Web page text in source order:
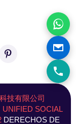
P
i
e
r
e
s
技有限公司
UNIFIED SOCIAL
DERECHOS DE